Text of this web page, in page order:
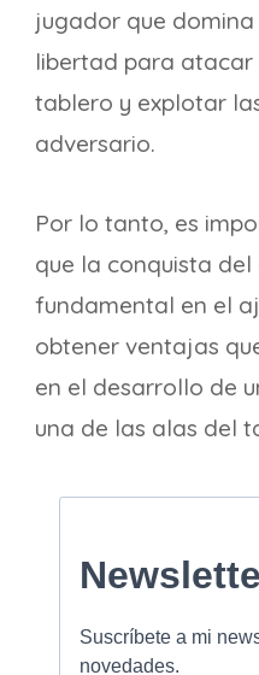
jugador que
libertad para
tablero y explotar
adversario.
Por lo tanto, es
que la conquista
fundamental en el
obtener ventajas
en el desarrollo de
una de las alas del